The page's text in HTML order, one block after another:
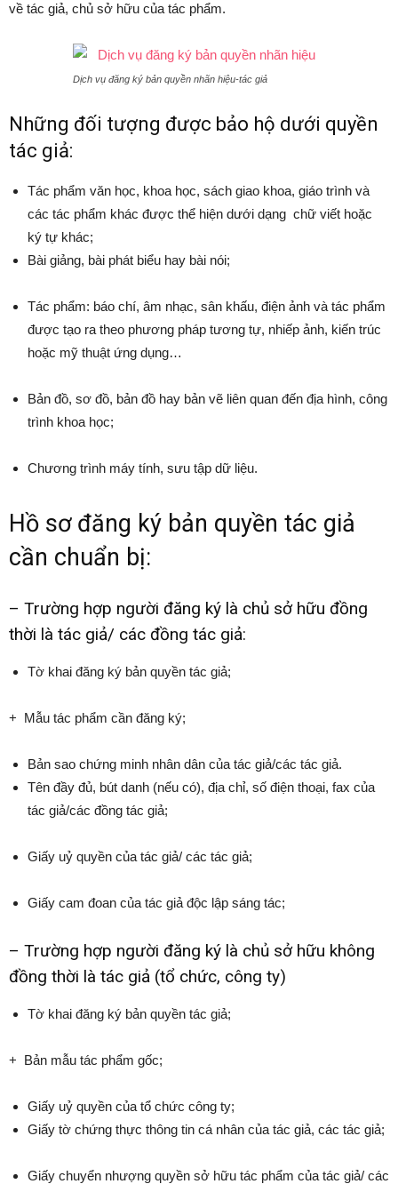
về tác giả, chủ sở hữu của tác phẩm.
Dịch vụ đăng ký bản quyền nhãn hiệu-tác giả
Những đối tượng được bảo hộ dưới quyền
tác giả:
Tác phẩm văn học, khoa học, sách giao khoa, giáo trình và
các tác phẩm khác được thể hiện dưới dạng chữ viết hoặc
ký tự khác;
Bài giảng, bài phát biểu hay bài nói;
Tác phẩm: báo chí, âm nhạc, sân khấu, điện ảnh và tác phẩm
được tạo ra theo phương pháp tương tự, nhiếp ảnh, kiến trúc
hoặc mỹ thuật ứng dụng…
Bản đồ, sơ đồ, bản đồ hay bản vẽ liên quan đến địa hình, công
trình khoa học;
Chương trình máy tính, sưu tập dữ liệu.
Hồ sơ đăng ký bản quyền tác giả
cần chuẩn bị:
– Trường hợp người đăng ký là chủ sở hữu đồng
thời là tác giả/ các đồng tác giả:
Tờ khai đăng ký bản quyền tác giả;
+ Mẫu tác phẩm cần đăng ký;
Bản sao chứng minh nhân dân của tác giả/các tác giả.
Tên đầy đủ, bút danh (nếu có), địa chỉ, số điện thoại, fax của
tác giả/các đồng tác giả;
Giấy uỷ quyền của tác giả/ các tác giả;
Giấy cam đoan của tác giả độc lập sáng tác;
– Trường hợp người đăng ký là chủ sở hữu không
đồng thời là tác giả (tổ chức, công ty)
Tờ khai đăng ký bản quyền tác giả;
+ Bản mẫu tác phẩm gốc;
Giấy uỷ quyền của tổ chức công ty;
Giấy tờ chứng thực thông tin cá nhân của tác giả, các tác giả;
Giấy chuyển nhượng quyền sở hữu tác phẩm của tác giả/ các